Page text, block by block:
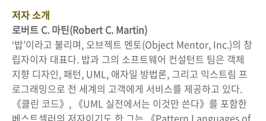
저자 소개
로버트 C. 마틴(Robert C. Martin)
‘밥’이라고 불리며, 오브젝트 멘토(Object Mentor, Inc.)의 창
립자이자 대표다. 밥과 그의 소프트웨어 컨설턴트 팀은 객체
지향 디자인, 패턴, UML, 애자일 방법론, 그리고 익스트림 프
로그래밍으로 전 세계의 고객에게 서비스를 제공하고 있다.
《클린 코드》, 《UML 실전에서는 이것만 쓴다》를 포함한
베스트셀러의 저자이기도 한 그는 《Pattern Languages of